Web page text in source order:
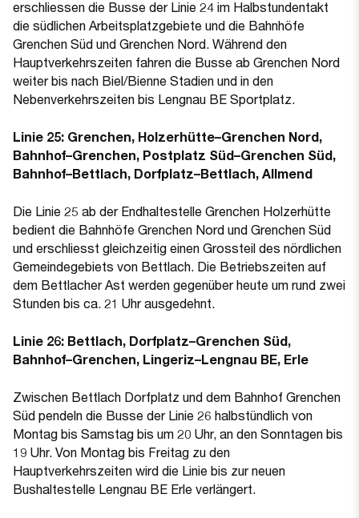
erschliessen die Busse der Linie 24 im Halbstundentakt
die südlichen Arbeitsplatzgebiete und die Bahnhöfe
Grenchen Süd und Grenchen Nord. Während den
Hauptverkehrszeiten fahren die Busse ab Grenchen Nord
weiter bis nach Biel/Bienne Stadien und in den
Nebenverkehrszeiten bis Lengnau BE Sportplatz.
Linie 25: Grenchen, Holzerhütte–Grenchen Nord,
Bahnhof–Grenchen, Postplatz Süd–Grenchen Süd,
Bahnhof–Bettlach, Dorfplatz–Bettlach, Allmend
Die Linie 25 ab der Endhaltestelle Grenchen Holzerhütte
bedient die Bahnhöfe Grenchen Nord und Grenchen Süd
und erschliesst gleichzeitig einen Grossteil des nördlichen
Gemeindegebiets von Bettlach. Die Betriebszeiten auf
dem Bettlacher Ast werden gegenüber heute um rund zwei
Stunden bis ca. 21 Uhr ausgedehnt.
Linie 26: Bettlach, Dorfplatz–Grenchen Süd,
Bahnhof–Grenchen, Lingeriz–Lengnau BE, Erle
Zwischen Bettlach Dorfplatz und dem Bahnhof Grenchen
Süd pendeln die Busse der Linie 26 halbstündlich von
Montag bis Samstag bis um 20 Uhr, an den Sonntagen bis
19 Uhr. Von Montag bis Freitag zu den
Hauptverkehrszeiten wird die Linie bis zur neuen
Bushaltestelle Lengnau BE Erle verlängert.